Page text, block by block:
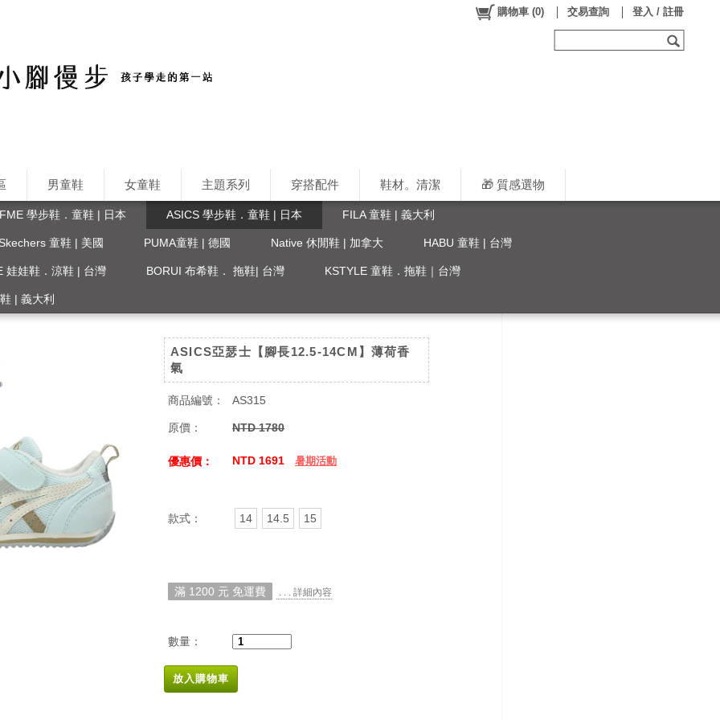
男童鞋 女童鞋 主題系列 穿搭配件 鞋材。清潔 🎁 質感選物
購物車 (0) 交易查詢 登入 / 註冊
學步鞋．童鞋 | 日本 ASICS 學步鞋．童鞋 | 日本 FILA 童鞋 | 義大利
童鞋 | 美國 PUMA童鞋 | 德國 Native 休閒鞋 | 加拿大 HABU 童鞋 | 台灣
娃娃鞋．涼鞋 | 台灣 BORUI 布希鞋． 拖鞋| 台灣 KSTYLE 童鞋．拖鞋｜台灣
| 義大利
ASICS亞瑟士【腳長12.5-14CM】薄荷香
氣
商品編號： AS315
原價： NTD 1780
優惠價： NTD 1691 暑期活動
款式： 14 14.5 15
滿 1200 元 免運費 . . . 詳細內容
數量：
放入購物車